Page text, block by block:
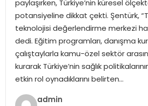
EĞITIM
GENEL
paylaşırken, Türkiye’nin küresel
potansiyeline dikkat çekti. Şentürk,
teknolojisi değerlendirme merkezi
dedi. Eğitim programları, danışma
çalıştaylarla kamu-özel sektör
kurarak Türkiye’nin sağlık
etkin rol oynadıklarını belirten…
admin